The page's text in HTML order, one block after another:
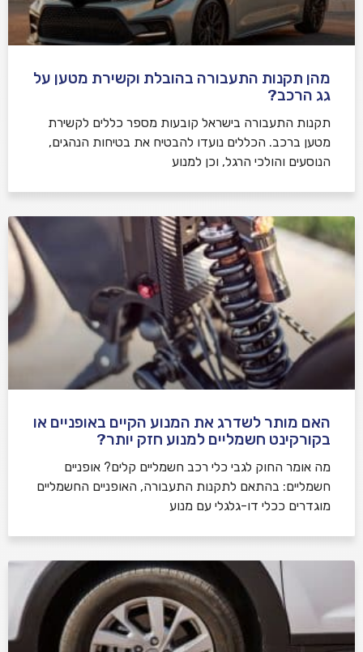
מהן תקנות התעבורה בהובלת וקשירת מטען על
גג הרכב?
תקנות התעבורה בישראל קובעות מספר כללים לקשירת
מטען ברכב. הכללים נועדו להבטיח את בטיחות הנהגים,
הנוסעים והולכי הרגל, וכן למנוע
האם מותר לשדרג את המנוע הקיים באופניים או
בקורקינט חשמליים למנוע חזק יותר?
מה אומר החוק לגבי כלי רכב חשמליים קלים? אופניים
חשמליים: בהתאם לתקנות התעבורה, האופניים החשמליים
מוגדרים ככלי דו-גלגלי עם מנוע